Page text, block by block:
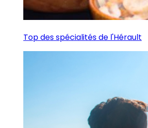
Top des spécialités de l'Hérault